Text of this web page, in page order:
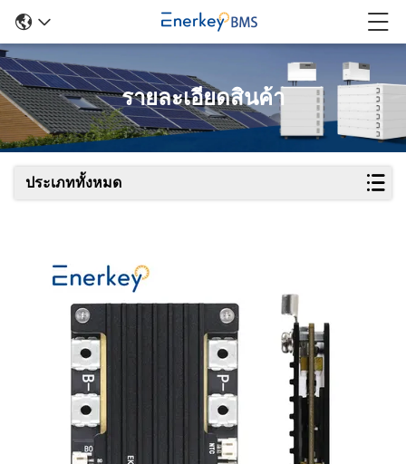
รายละเอียดสินค้า
ประเภททั้งหมด